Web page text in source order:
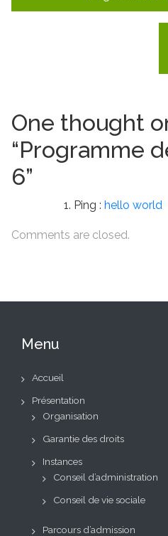
de
One thought
“Programme
6”
Ping : hello world
Comments are closed.
Menu
Accueil
Présentation
Organisation
Garantie des droits
Instances
Conseil d’administration
Conseil de vie sociale
Parcours d’admission